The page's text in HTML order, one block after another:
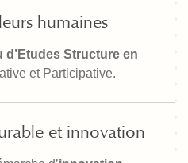
humaines
d’Etudes Structure en
et Participative.
et innovation